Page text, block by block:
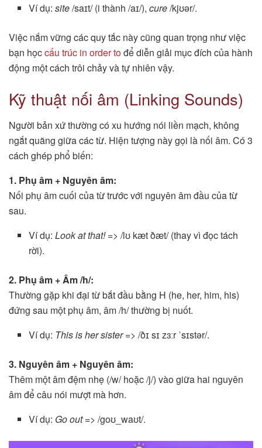
Ví dụ:site/saɪt/ (i thành /aɪ/),cure/kjʊər/.
Việc nắm vững các quy tắc này cũng quan trọng như việc
bạn họccấu trúc in order tođể diễn giải mục đích của hành
động một cách trôi chảy và tự nhiên vậy.
Kỹ thuật nối âm (Linking Sounds)
Người bản xứ thường có xu hướng nói liền mạch, không
ngắt quãng giữa các từ. Hiện tượng này gọi là nối âm. Có 3
cách ghép phổ biến:
1. Phụ âm + Nguyên âm:
Nối phụ âm cuối của từ trước với nguyên âm đầu của từ
sau.
Ví dụ:Look at that!=> /lʊ kæt ðæt/ (thay vì đọc tách
rời).
2. Phụ âm + Âm /h/:
Thường gặp khi đại từ bắt đầu bằng H (he, her, him, his)
đứng sau một phụ âm, âm /h/ thường bị nuốt.
Ví dụ: This is her sister=> /ðɪ sɪ zɜːr ˈsɪstər/.
3. Nguyên âm + Nguyên âm:
Thêm một âm đệm nhẹ (/w/ hoặc /j/) vào giữa hai nguyên
âm để câu nói mượt mà hơn.
Ví dụ: Go out=> /goʊ_waʊt/.